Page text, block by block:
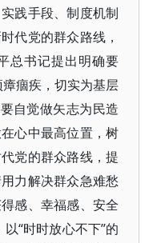
践手段、制度机制
代党的群众路线，
总书记提出明确要
痼疾，切实为基层
自觉做矢志为民造
心中最高位置，树
党的群众路线，提
力解决群众急难愁
感、幸福感、安全
“时时放心不下”的